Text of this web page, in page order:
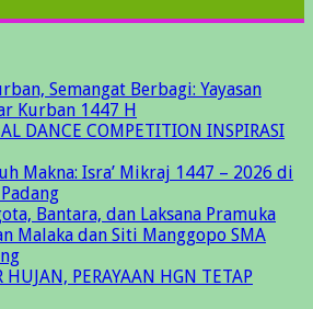
Semangat Berbagi: Yayasan
Kurban 1447 H
DANCE COMPETITION INSPIRASI
Makna: Isra’ Mikraj 1447 – 2026 di
Bantara, dan Laksana Pramuka
Malaka dan Siti Manggopo SMA
HUJAN, PERAYAAN HGN TETAP